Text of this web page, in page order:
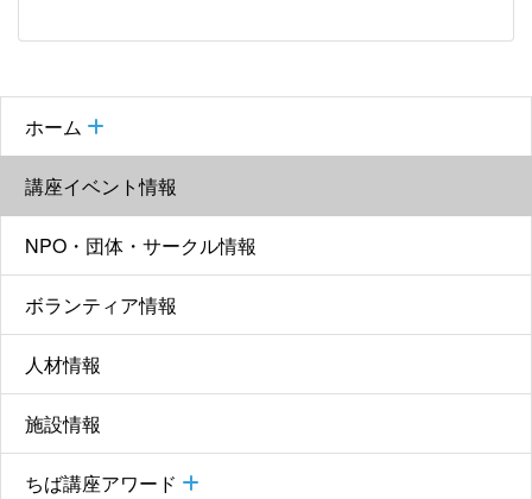
ホーム
講座イベント情報
NPO・団体・サークル情報
ボランティア情報
人材情報
施設情報
ちば講座アワード